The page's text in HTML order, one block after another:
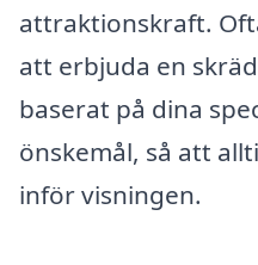
attraktionskraft.
att erbjuda en
baserat på dina
önskemål, så att
inför visningen.